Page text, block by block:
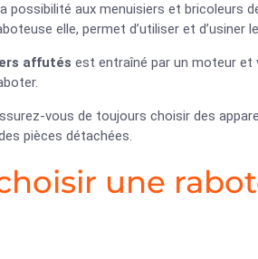
possibilité aux menuisiers et bricoleurs
elle, permet d’utiliser et d’usiner
affutés est entraîné par un moteur et
vous de toujours choisir des
pièces détachées.
une